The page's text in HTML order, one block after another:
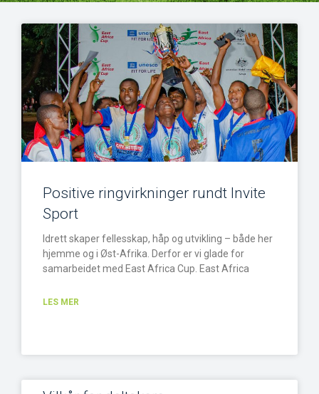
Positive ringvirkninger rundt Invite
Sport
Idrett skaper fellesskap, håp og utvikling – både her
hjemme og i Øst-Afrika. Derfor er vi glade for
samarbeidet med East Africa Cup. East Africa
LES MER